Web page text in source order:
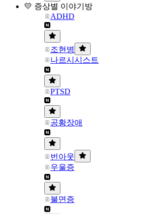
💛 증상별 이야기방
ADHD
조현병
나르시시스트
PTSD
공황장애
번아웃
우울증
불면증